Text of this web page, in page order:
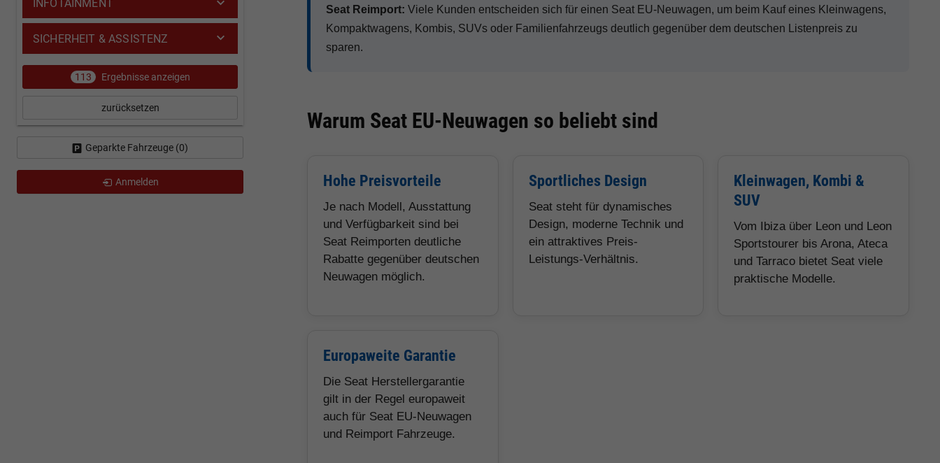
Seat Reimport: Viele Kunden entscheiden sich für einen Seat EU-Neuwagen, um beim Kauf eines Kleinwagens,
Kompaktwagens, Kombis, SUVs oder Familienfahrzeugs deutlich gegenüber dem deutschen Listenpreis zu
sparen.
Warum Seat EU-Neuwagen so beliebt sind
Hohe Preisvorteile
Je nach Modell, Ausstattung
und Verfügbarkeit sind bei
Seat Reimporten deutliche
Rabatte gegenüber deutschen
Neuwagen möglich.
Sportliches Design
Seat steht für dynamisches
Design, moderne Technik und
ein attraktives Preis-
Leistungs-Verhältnis.
Kleinwagen, Kombi &
SUV
Vom Ibiza über Leon und Leon
Sportstourer bis Arona, Ateca
und Tarraco bietet Seat viele
praktische Modelle.
Europaweite Garantie
Die Seat Herstellergarantie
gilt in der Regel europaweit
auch für Seat EU-Neuwagen
und Reimport Fahrzeuge.
INFOTAINMENT
SICHERHEIT & ASSISTENZ
113 Ergebnisse anzeigen
zurücksetzen
Geparkte Fahrzeuge (0)
Anmelden